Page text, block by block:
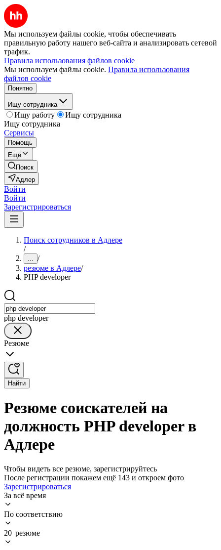
Мы используем файлы cookie, чтобы обеспечивать
правильную работу нашего веб-сайта и анализировать сетевой
трафик.
Правила использования файлов cookie
Мы используем файлы cookie. Правила использования
файлов cookie
Понятно
Ищу сотрудника
Ищу работу
Ищу сотрудника
Ищу сотрудника
Сервисы
Помощь
Ещё
Поиск
Адлер
Войти
Войти
Зарегистрироваться
Поиск сотрудников в Адлере
/
... /
резюме в Адлере/
PHP developer
php developer
Резюме
Найти
Резюме соискателей на
должность PHP developer в
Адлере
Чтобы видеть все резюме, зарегистрируйтесь
После регистрации покажем ещё 143 и откроем фото
Зарегистрироваться
За всё время
По соответствию
20 резюме